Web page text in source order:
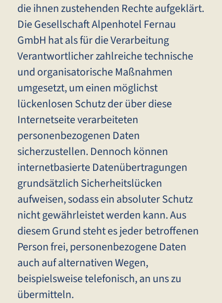
die ihnen zustehenden Rechte aufgeklärt.
Die Gesellschaft Alpenhotel Fernau
GmbH hat als für die Verarbeitung
Verantwortlicher zahlreiche technische
und organisatorische Maßnahmen
umgesetzt, um einen möglichst
lückenlosen Schutz der über diese
Internetseite verarbeiteten
personenbezogenen Daten
sicherzustellen. Dennoch können
internetbasierte Datenübertragungen
grundsätzlich Sicherheitslücken
aufweisen, sodass ein absoluter Schutz
nicht gewährleistet werden kann. Aus
diesem Grund steht es jeder betroffenen
Person frei, personenbezogene Daten
auch auf alternativen Wegen,
beispielsweise telefonisch, an uns zu
übermitteln.